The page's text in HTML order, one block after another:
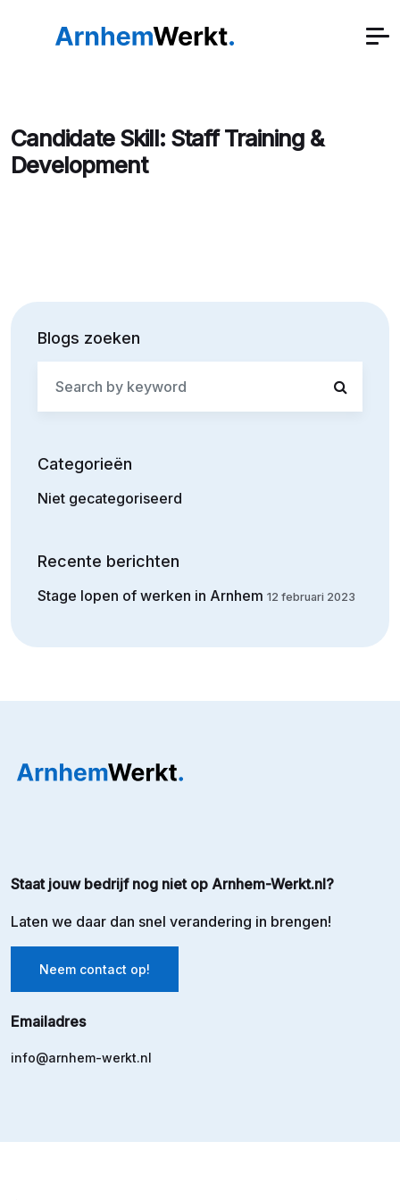
Candidate Skill: Staff Training &
Development
Blogs zoeken
for:
Categorieën
Niet gecategoriseerd
Recente berichten
Stage lopen of werken in Arnhem 12 februari 2023
Staat jouw bedrijf nog niet op Arnhem-Werkt.nl?
Laten we daar dan snel verandering in brengen!
Neem contact op!
Emailadres
info@arnhem-werkt.nl